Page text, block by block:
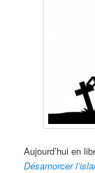
Aujourd’hui en
Désamorcer